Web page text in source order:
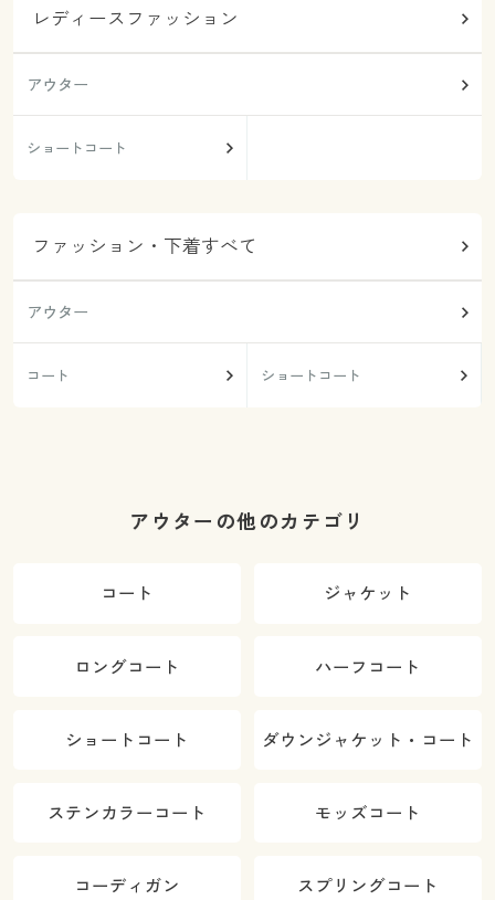
レディースファッション
アウター
ショートコート
ファッション・下着すべて
アウター
コート ショートコート
アウターの他のカテゴリ
コート ジャケット
ロングコート ハーフコート
ショートコート ダウンジャケット・コート
ステンカラーコート モッズコート
コーディガン スプリングコート